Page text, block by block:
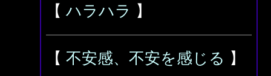
【 ハラハラ 】
【 不安感、不安を感じる 】